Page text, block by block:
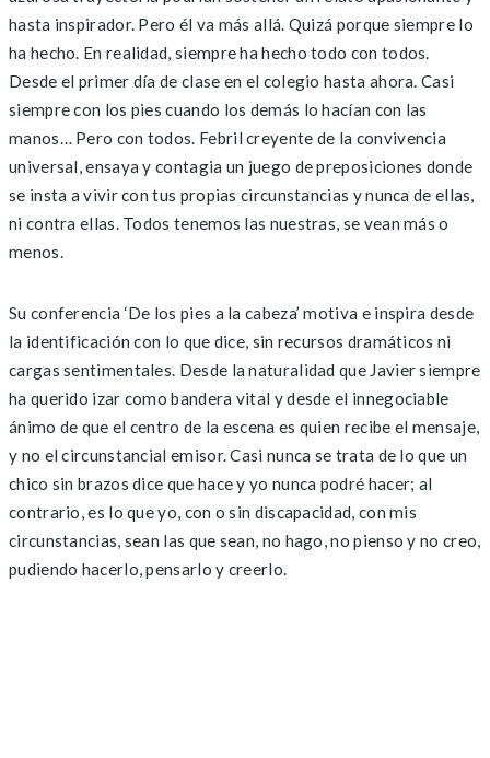
hasta inspirador. Pero él va más allá. Quizá porque siempre lo
ha hecho. En realidad, siempre ha hecho todo con todos.
Desde el primer día de clase en el colegio hasta ahora. Casi
siempre con los pies cuando los demás lo hacían con las
manos… Pero con todos. Febril creyente de la convivencia
universal, ensaya y contagia un juego de preposiciones donde
se insta a vivir con tus propias circunstancias y nunca de ellas,
ni contra ellas. Todos tenemos las nuestras, se vean más o
menos.
Su conferencia ‘De los pies a la cabeza’ motiva e inspira desde
la identificación con lo que dice, sin recursos dramáticos ni
cargas sentimentales. Desde la naturalidad que Javier siempre
ha querido izar como bandera vital y desde el innegociable
ánimo de que el centro de la escena es quien recibe el mensaje,
y no el circunstancial emisor. Casi nunca se trata de lo que un
chico sin brazos dice que hace y yo nunca podré hacer; al
contrario, es lo que yo, con o sin discapacidad, con mis
circunstancias, sean las que sean, no hago, no pienso y no creo,
pudiendo hacerlo, pensarlo y creerlo.